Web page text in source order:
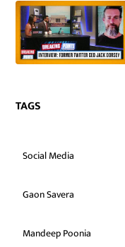
TAGS
Social Media
Gaon Savera
Mandeep Poonia